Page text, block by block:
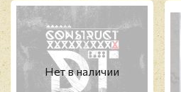
Нет в наличии